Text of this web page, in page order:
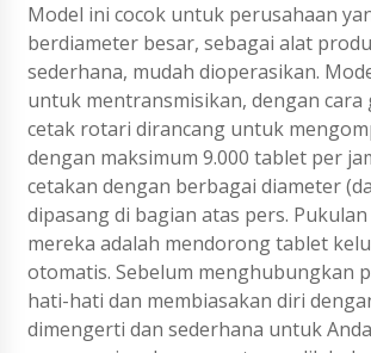
Model ini cocok untuk perusahaan
berdiameter besar, sebagai alat
sederhana, mudah dioperasikan.
untuk mentransmisikan, dengan
cetak rotari dirancang untuk
dengan maksimum 9.000 tablet per
cetakan dengan berbagai diameter
dipasang di bagian atas pers.
mereka adalah mendorong tablet
otomatis. Sebelum menghubungkan
hati-hati dan membiasakan diri
dimengerti dan sederhana untuk